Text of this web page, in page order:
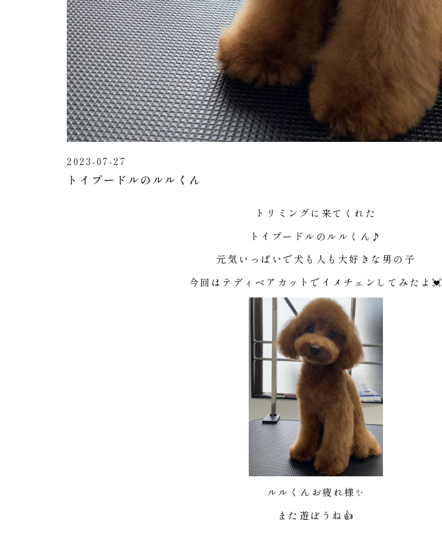
2023-07-27
トイプードルのルルくん
トリミングに来てくれた
トイプードルのルルくん♪
元気いっぱいで犬も人も大好きな男の子
今回はテディベアカットでイメチェンしてみたよ💓
ルルくんお疲れ様✨
また遊ぼうね👍